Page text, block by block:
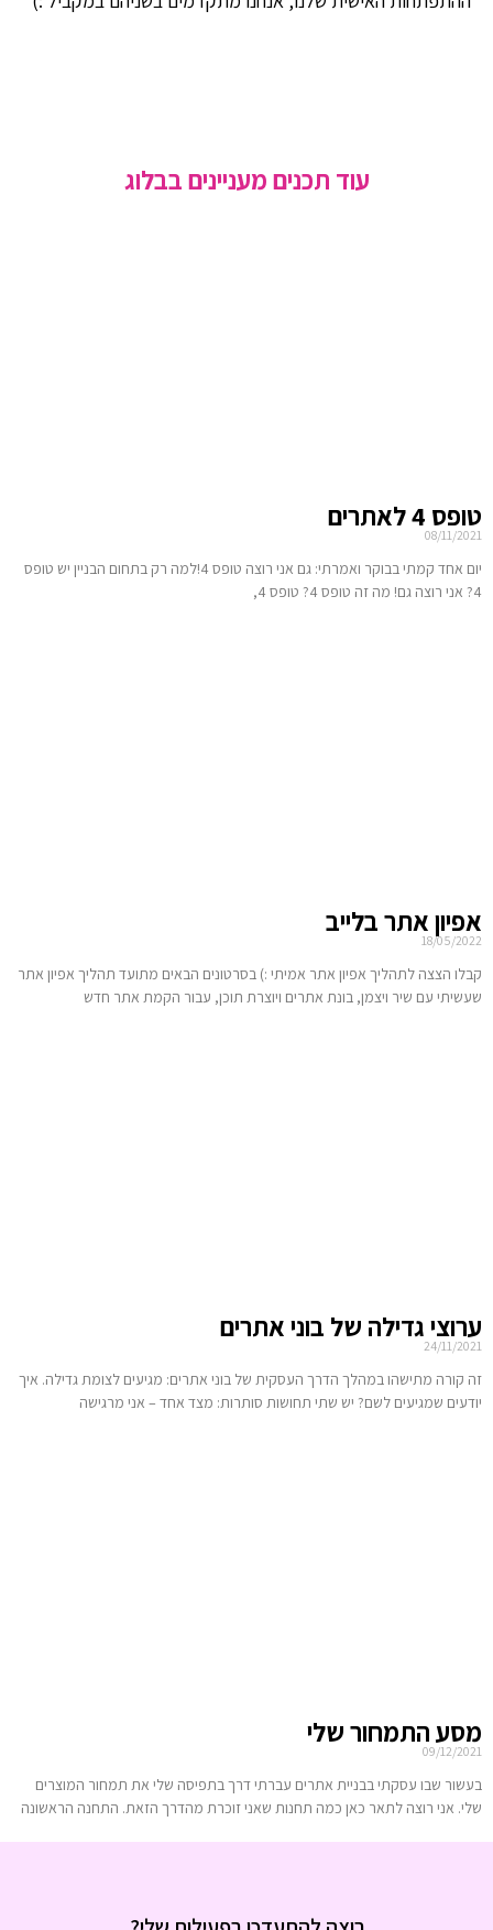
עוד תכנים מעניינים בבלוג
טופס 4 לאתרים
08/11/2021
יום אחד קמתי בבוקר ואמרתי: גם אני רוצה טופס 4!למה רק בתחום הבניין יש טופס
4? אני רוצה גם! מה זה טופס 4? טופס 4,
אפיון אתר בלייב
18/05/2022
קבלו הצצה לתהליך אפיון אתר אמיתי :) בסרטונים הבאים מתועד תהליך אפיון אתר
שעשיתי עם שיר ויצמן, בונת אתרים ויוצרת תוכן, עבור הקמת אתר חדש
ערוצי גדילה של בוני אתרים
24/11/2021
זה קורה מתישהו במהלך הדרך העסקית של בוני אתרים: מגיעים לצומת גדילה. איך
יודעים שמגיעים לשם? יש שתי תחושות סותרות: מצד אחד – אני מרגישה
מסע התמחור שלי
09/12/2021
בעשור שבו עסקתי בבניית אתרים עברתי דרך בתפיסה שלי את תמחור המוצרים
שלי. אני רוצה לתאר כאן כמה תחנות שאני זוכרת מהדרך הזאת. התחנה הראשונה